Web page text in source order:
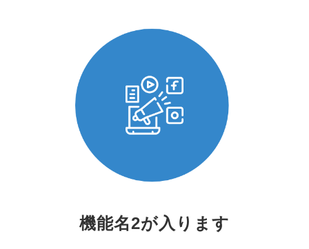
機能名2が入ります